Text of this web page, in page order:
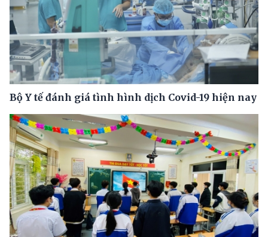
Bộ Y tế đánh giá tình hình dịch Covid-19 hiện nay